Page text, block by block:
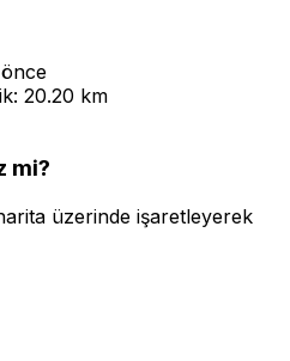
20.20 km
mi?
üzerinde işaretleyerek